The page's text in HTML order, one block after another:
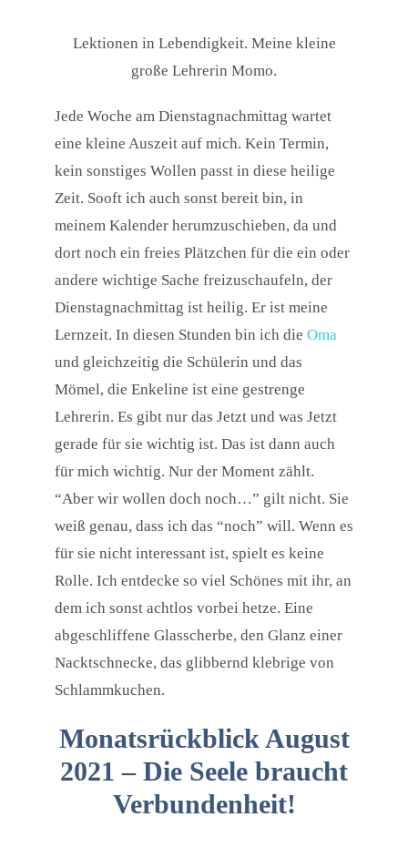
Lektionen in Lebendigkeit. Meine kleine
große Lehrerin Momo.
Jede Woche am Dienstagnachmittag wartet
eine kleine Auszeit auf mich. Kein Termin,
kein sonstiges Wollen passt in diese heilige
Zeit. Sooft ich auch sonst bereit bin, in
meinem Kalender herumzuschieben, da und
dort noch ein freies Plätzchen für die ein oder
andere wichtige Sache freizuschaufeln, der
Dienstagnachmittag ist heilig. Er ist meine
Lernzeit. In diesen Stunden bin ich die Oma
und gleichzeitig die Schülerin und das
Mömel, die Enkeline ist eine gestrenge
Lehrerin. Es gibt nur das Jetzt und was Jetzt
gerade für sie wichtig ist. Das ist dann auch
für mich wichtig. Nur der Moment zählt.
“Aber wir wollen doch noch…” gilt nicht. Sie
weiß genau, dass ich das “noch” will. Wenn es
für sie nicht interessant ist, spielt es keine
Rolle. Ich entdecke so viel Schönes mit ihr, an
dem ich sonst achtlos vorbei hetze. Eine
abgeschliffene Glasscherbe, den Glanz einer
Nacktschnecke, das glibbernd klebrige von
Schlammkuchen.
Monatsrückblick August
2021 – Die Seele braucht
Verbundenheit!